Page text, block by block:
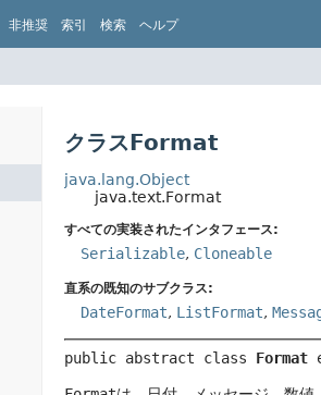
非推奨 索引 検索 ヘルプ
クラスFormat
java.lang.Object
java.text.Format
すべての実装されたインタフェース:
Serializable, Cloneable
直系の既知のサブクラス:
DateFormat, ListFormat,
public abstract class Format